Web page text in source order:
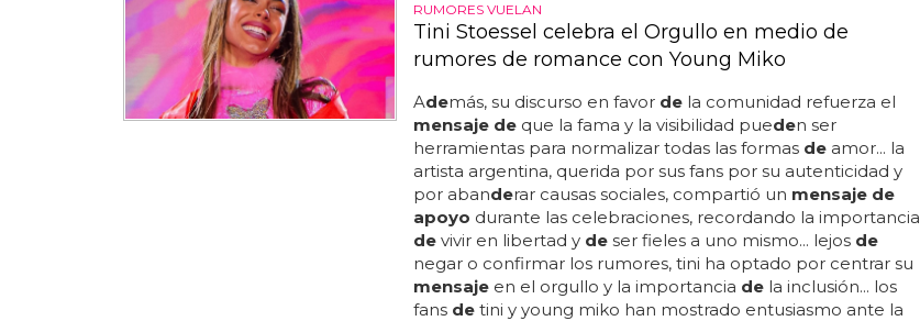
RUMORES VUELAN
Tini Stoessel celebra el Orgullo en medio de
rumores de romance con Young Miko
Además, su discurso en favor dela comunidad refuerza el
mensaje deque la fama y la visibilidad pueden ser
herramientas para normalizar todas las formas deamor... la
artista argentina, querida por sus fans por su autenticidad y
por abanderar causas sociales, compartió un mensaje de
apoyo durante las celebraciones, recordando la importancia
devivir en libertad y deser fieles a uno mismo... lejos de
negar o confirmar los rumores, tini ha optado por centrar su
mensajeen el orgullo y la importancia dela inclusión... los
fans detini y young miko han mostrado entusiasmo ante la